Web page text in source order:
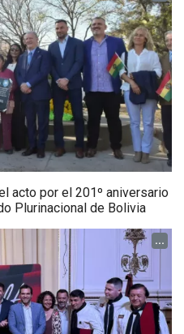
acto por el 201º aniversario
Plurinacional de Bolivia
...